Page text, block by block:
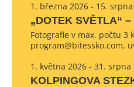
1. března 2026 - 15.
„DOTEK SVĚTLA“
Fotografie v max. počtu 3
program@bitessko.com,
1. května 2026 - 31. srpna
KOLPINGOVA